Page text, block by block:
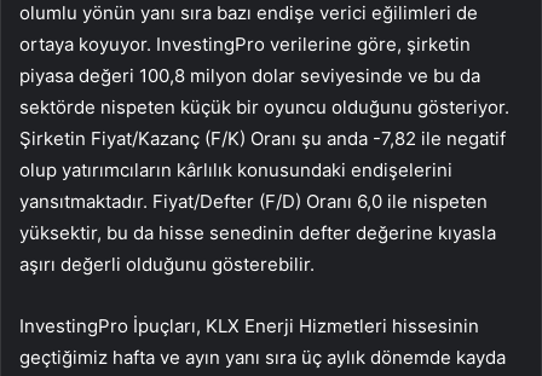
olumlu yönün yanı sıra bazı endişe verici eğilimleri de
ortaya koyuyor. InvestingPro verilerine göre, şirketin
piyasa değeri 100,8 milyon dolar seviyesinde ve bu da
sektörde nispeten küçük bir oyuncu olduğunu gösteriyor.
Şirketin Fiyat/Kazanç (F/K) Oranı şu anda -7,82 ile negatif
olup yatırımcıların kârlılık konusundaki endişelerini
yansıtmaktadır. Fiyat/Defter (F/D) Oranı 6,0 ile nispeten
yüksektir, bu da hisse senedinin defter değerine kıyasla
aşırı değerli olduğunu gösterebilir.
InvestingPro İpuçları, KLX Enerji Hizmetleri hissesinin
geçtiğimiz hafta ve ayın yanı sıra üç aylık dönemde kayda